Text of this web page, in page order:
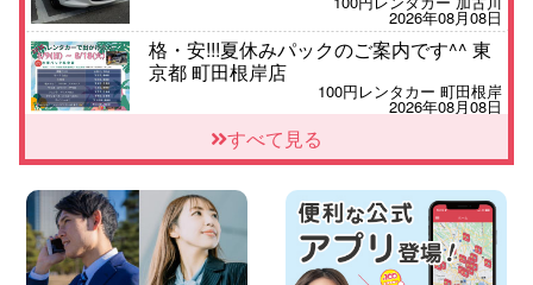
2026年08月08日
格・安!!!夏休みパックのご案内です^^ 東
京都 町田根岸店
100円レンタカー 町田根岸
2026年08月08日
「お得」お盆限定特別料金!! 兵庫県 神戸
西区枝吉店
2026年08月08日
お盆シーズン空きあり!!100円レンタカー
兵庫駅前店はミニバンも安い!! 兵庫県 兵
庫駅前店
すべて見る